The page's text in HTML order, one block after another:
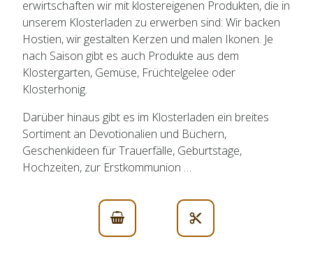
erwirtschaften wir mit klostereigenen Produkten, die in
unserem Klosterladen zu erwerben sind: Wir backen
Hostien, wir gestalten Kerzen und malen Ikonen. Je
nach Saison gibt es auch Produkte aus dem
Klostergarten, Gemüse, Früchtelgelee oder
Klosterhonig.
Darüber hinaus gibt es im Klosterladen ein breites
Sortiment an Devotionalien und Büchern,
Geschenkideen für Trauerfälle, Geburtstage,
Hochzeiten, zur Erstkommunion …